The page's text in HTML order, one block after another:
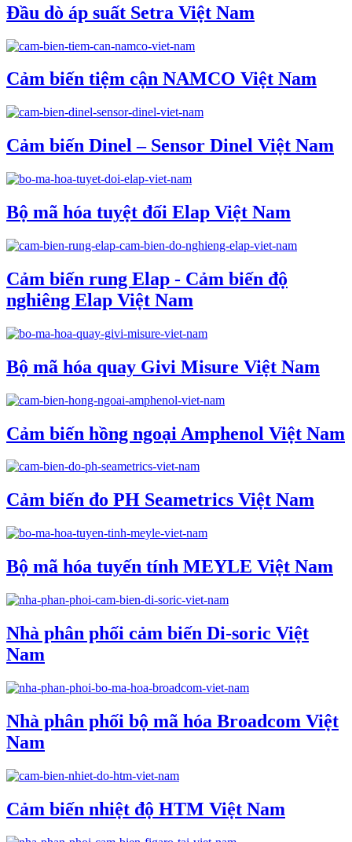
Đầu dò áp suất Setra Việt Nam
Cảm biến tiệm cận NAMCO Việt Nam
Cảm biến Dinel – Sensor Dinel Việt Nam
Bộ mã hóa tuyệt đối Elap Việt Nam
Cảm biến rung Elap - Cảm biến độ
nghiêng Elap Việt Nam
Bộ mã hóa quay Givi Misure Việt Nam
Cảm biến hồng ngoại Amphenol Việt Nam
Cảm biến đo PH Seametrics Việt Nam
Bộ mã hóa tuyến tính MEYLE Việt Nam
Nhà phân phối cảm biến Di-soric Việt
Nam
Nhà phân phối bộ mã hóa Broadcom Việt
Nam
Cảm biến nhiệt độ HTM Việt Nam